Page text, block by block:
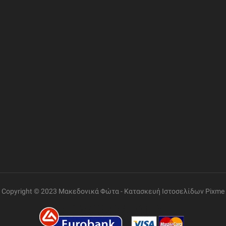
Copyright © 2023 Μακεδονικά Φώτα - Κατασκευή Ιστοσελίδων Pixme